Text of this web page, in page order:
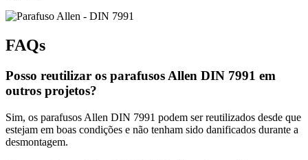
FAQs
Posso reutilizar os parafusos Allen DIN 7991 em
outros projetos?
Sim, os parafusos Allen DIN 7991 podem ser reutilizados desde que
estejam em boas condições e não tenham sido danificados durante a
desmontagem.